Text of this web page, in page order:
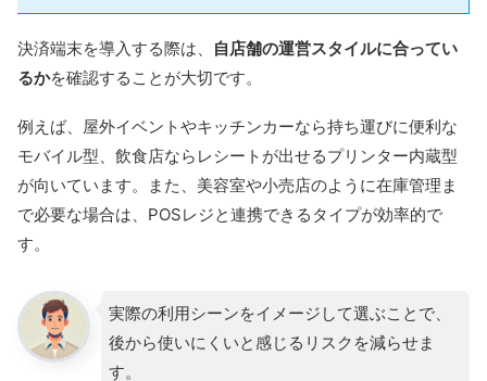
決済端末を導入する際は、
自店舗の運営スタイルに合ってい
るかを確認することが大切です。
例えば、屋外イベントやキッチンカーなら持ち運びに便利な
モバイル型、飲食店ならレシートが出せるプリンター内蔵型
が向いています。また、美容室や小売店のように在庫管理ま
で必要な場合は、POSレジと連携できるタイプが効率的で
す。
実際の利用シーンをイメージして選ぶことで、
後から使いにくいと感じるリスクを減らせま
す。